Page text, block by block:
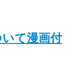
て漫画付